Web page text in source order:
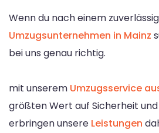
Wenn du nach einem
Umzugsunternehmen in Mainz
bei uns genau richtig.
mit unserem Umzugsservice
größten Wert auf Sicherheit
erbringen unsere Leistungen